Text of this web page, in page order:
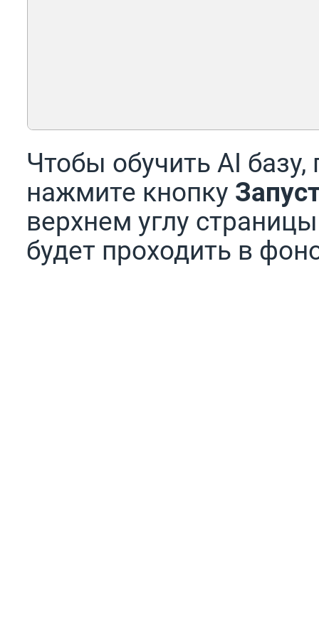
Чтобы обучить AI базу,
нажмите кнопку
верхнем углу
будет проходить в